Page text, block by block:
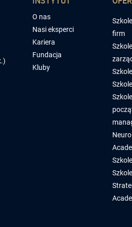
O nas
Nasi eksperci
Kariera
Fundacja
Kluby
firm